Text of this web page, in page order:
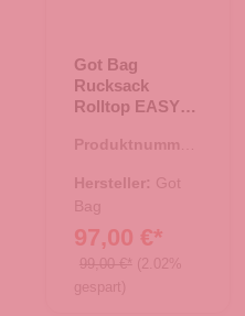
Got Bag
Rucksack
Rolltop EASY
Produktnummer:
Hersteller: Got
Bag
97,00 €*
99,00 €* (2.02%
gespart)